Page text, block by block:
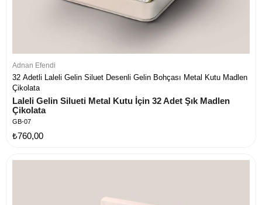
Adnan Efendi
32 Adetli Laleli Gelin Siluet Desenli Gelin Bohçası Metal Kutu Madlen
Çikolata
Laleli Gelin Silueti Metal Kutu İçin 32 Adet Şık Madlen
Çikolata
GB-07
₺760,00